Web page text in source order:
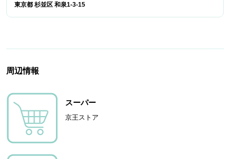
東京都 杉並区 和泉1-3-15
周辺情報
スーパー
京王ストア